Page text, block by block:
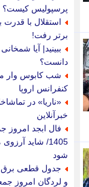
پرسپولیس کیست؟
استقلال با قدرت
برتر رفت!
ببینید| آیا
دانست؟
شب کابوس وار
کنفرانس اروپا
«ناریا» در
خبرآنلاین
1405/ شاید
شود
جدول قطعی برق